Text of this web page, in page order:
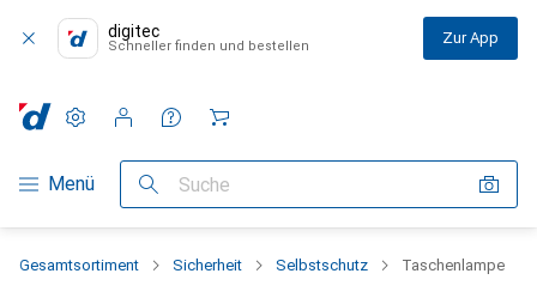
digitec
Schneller finden und bestellen Zur App
Navigation nach Kategorien
Menü Suche
Einstellungen
Kundenkonto
Vergleichslisten
Merklisten
Warenkorb
Gesamtsortiment Sicherheit Selbstschutz Taschenlampe